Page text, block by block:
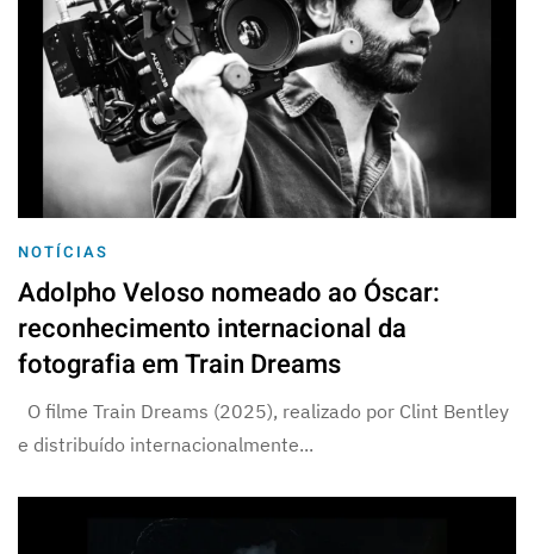
NOTÍCIAS
Adolpho Veloso nomeado ao Óscar:
reconhecimento internacional da
fotografia em Train Dreams
O filme Train Dreams (2025), realizado por Clint Bentley
e distribuído internacionalmente...